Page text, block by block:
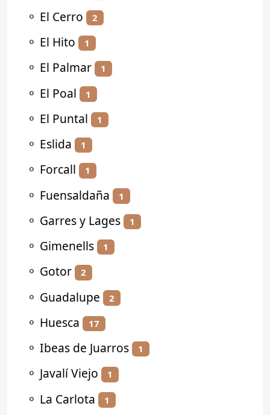
⚬ El Cerro 2
⚬ El Hito 1
⚬ El Palmar 1
⚬ El Poal 1
⚬ El Puntal 1
⚬ Eslida 1
⚬ Forcall 1
⚬ Fuensaldaña 1
⚬ Garres y Lages 1
⚬ Gimenells 1
⚬ Gotor 2
⚬ Guadalupe 2
⚬ Huesca 17
⚬ Ibeas de Juarros 1
⚬ Javalí Viejo 1
⚬ La Carlota 1